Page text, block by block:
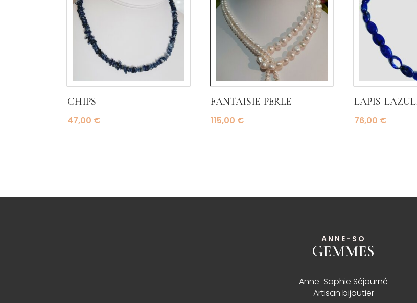
chips
47,00 €
fantaisie perle
115,00 €
lapis
76,00 €
ANNE-SO
GEMMES
Anne-Sophie Séjourné
Artisan bijoutier